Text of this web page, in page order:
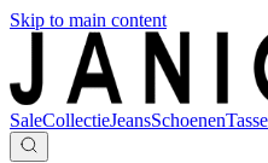
Skip to main content
SaleCollectieJeansSchoenen